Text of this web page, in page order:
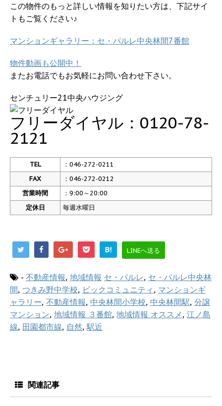
この物件のもっと詳しい情報を知りたい方は、下記サイ
トもご覧ください♪
マンションギャラリー：セ・パルレ中央林間7番館
物件動画も公開中！
またお電話でもお気軽にお問い合わせ下さい。
センチュリー21中央ハウジング
フリーダイヤル：0120-78-
2121
TEL
：046-272-0211
FAX
：046-272-0212
営業時間
：9:00～20:00
定休日
毎週水曜日
B! LINEへ送る
- 不動産情報, 地域情報 セ・パルレ, セ・パルレ中央林
間, つきみ野中学校, ビックコミュニティ , マンションギ
ャラリー, 不動産情報, 中央林間小学校, 中央林間駅, 分譲
マンション, 地域情報 ３番館, 地域情報 オススメ , 江ノ島
線, 田園都市線, 自然, 駅近
関連記事